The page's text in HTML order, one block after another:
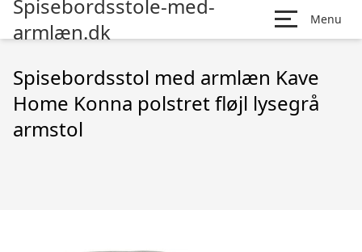
Spisebordsstole-med-
armlæn.dk
Menu
Spisebordsstol med armlæn Kave
Home Konna polstret fløjl lysegrå
armstol